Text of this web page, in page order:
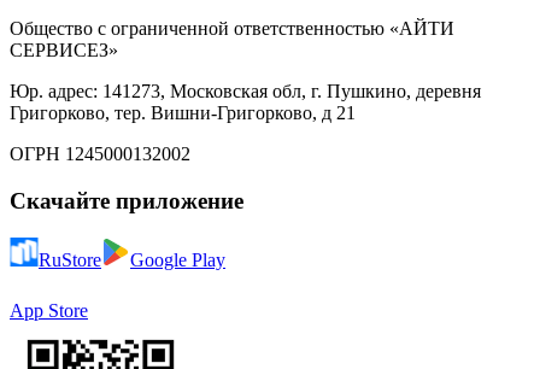
Общество с ограниченной ответственностью «АЙТИ
СЕРВИСЕЗ»
Юр. адрес: 141273, Московская обл, г. Пушкино, деревня
Григорково, тер. Вишни-Григорково, д 21
ОГРН 1245000132002
Скачайте приложение
RuStore Google Play
App Store